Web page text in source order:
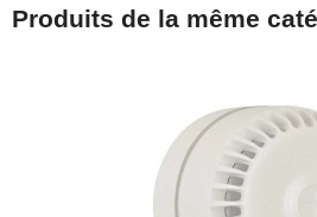
Produits de la même